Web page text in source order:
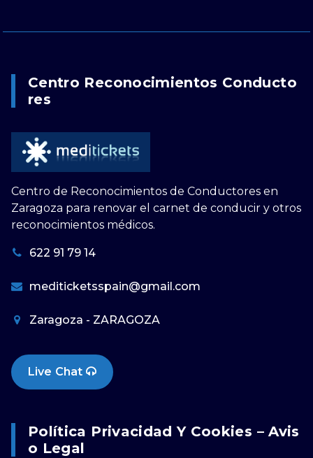
Centro Reconocimientos Conducto
Res
Centro de Reconocimientos de Conductores en
Zaragoza para renovar el carnet de conducir y otros
reconocimientos médicos.
622 91 79 14
mediticketsspain@gmail.com
Zaragoza - ZARAGOZA
Live Chat
Política Privacidad Y Cookies – Avis
O Legal